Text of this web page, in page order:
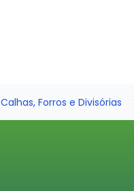
Calhas, Forros e Divisórias